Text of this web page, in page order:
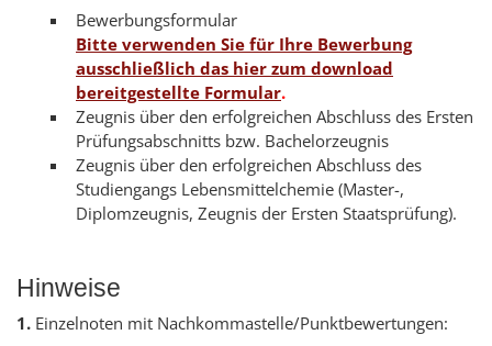
Bewerbungsformular
Bitte verwenden Sie für Ihre Bewerbung
ausschließlich das hier zum download
bereitgestellte Formular.
Zeugnis über den erfolgreichen Abschluss des Ersten
Prüfungsabschnitts bzw. Bachelorzeugnis
Zeugnis über den erfolgreichen Abschluss des
Studiengangs Lebensmittelchemie (Master-,
Diplomzeugnis, Zeugnis der Ersten Staatsprüfung).
Hinweise
1. Einzelnoten mit Nachkommastelle/Punktbewertungen: